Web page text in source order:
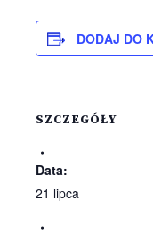
DODAJ DO
SZCZEGÓŁY
Data:
21 lipca